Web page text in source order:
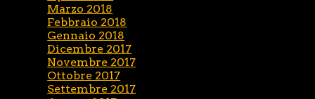
Marzo 2018
Febbraio 2018
Gennaio 2018
Dicembre 2017
Novembre 2017
Ottobre 2017
Settembre 2017